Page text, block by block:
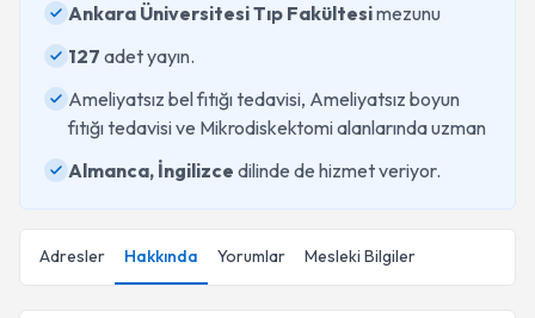
Ankara Üniversitesi Tıp Fakültesimezunu
127 adet yayın.
Ameliyatsız bel fıtığı tedavisi, Ameliyatsız boyun
fıtığı tedavisi ve Mikrodiskektomi alanlarında uzman
Almanca, İngilizce dilinde de hizmet veriyor.
Adresler Hakkında Yorumlar Mesleki Bilgiler